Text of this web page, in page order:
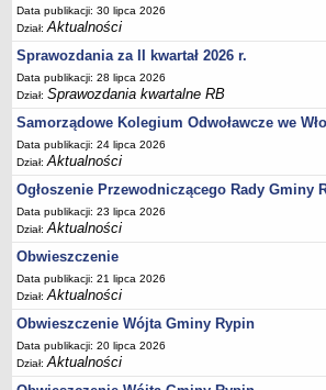
Wniosek o promesę przyłączenia do sieci
wodociągowej/kanalizacyjnej
Wniosek o dodatek węglowy
Zgłoszenie eksploatacji przydomowej
Świadczenie pieniężne z tytułu pełnienia
Deklaracja dotycząca źródeł ciepła i źródeł
Rolnictwo
Wniosek o przyznanie dotacji celowej na
P R Z E T A R G I
Plan postepowań o udzielenie zamówień
PRZETARGI UZP
Zapytania ofertowe
Przetargi - zbycie,dzierżawa,najem mienia
Zamówienia Gminnego Ośrodka Pomocy
Data publikacji: 30 lipca 2026
Dział:Aktualności
Sprawozdania za II kwartał 2026 r.
Data publikacji: 28 lipca 2026
Dział:Sprawozdania kwartalne RB
Samorządowe Kolegium Odwoławcze we
Data publikacji: 24 lipca 2026
Dział:Aktualności
Ogłoszenie Przewodniczącego Rady Gminy
Data publikacji: 23 lipca 2026
Dział:Aktualności
Obwieszczenie
Data publikacji: 21 lipca 2026
Dział:Aktualności
Obwieszczenie Wójta Gminy Rypin
Data publikacji: 20 lipca 2026
Dział:Aktualności